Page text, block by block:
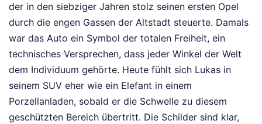
der in den siebziger Jahren stolz seinen ersten Opel
durch die engen Gassen der Altstadt steuerte. Damals
war das Auto ein Symbol der totalen Freiheit, ein
technisches Versprechen, dass jeder Winkel der Welt
dem Individuum gehörte. Heute fühlt sich Lukas in
seinem SUV eher wie ein Elefant in einem
Porzellanladen, sobald er die Schwelle zu diesem
geschützten Bereich übertritt. Die Schilder sind klar,